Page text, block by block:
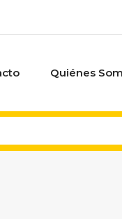
Quiénes